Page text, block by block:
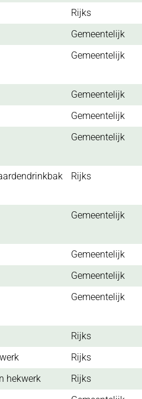
Rijks
Gemeentelijk
Gemeentelijk
Gemeentelijk
Gemeentelijk
Gemeentelijk
Rijks
Gemeentelijk
Gemeentelijk
Gemeentelijk
Gemeentelijk
Rijks
Rijks
hekwerk
Rijks